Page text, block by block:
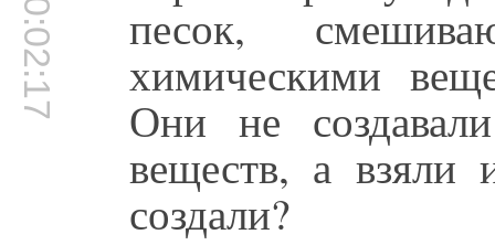
00:02:17 песок,
химическими
Они не
веществ, а
создали?